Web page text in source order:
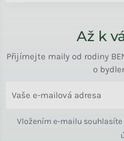
Až k
Přijímejte maily od rodiny
o
Vložením e-mailu souhlasíte